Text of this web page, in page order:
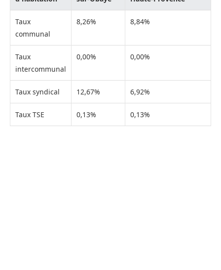
Taux
communal
8,26% 8,84%
Taux
intercommunal
0,00% 0,00%
Taux syndical 12,67% 6,92%
Taux TSE 0,13% 0,13%